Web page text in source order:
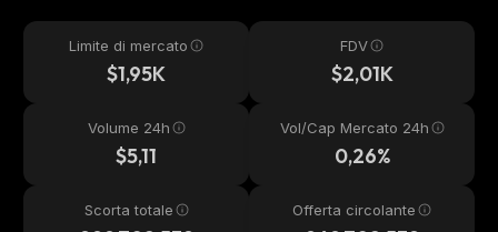
Limite di mercato
$1,95K
FDV
$2,01K
Volume 24h
$5,11
Vol/Cap Mercato 24h
0,26%
Scorta totale Offerta circolante